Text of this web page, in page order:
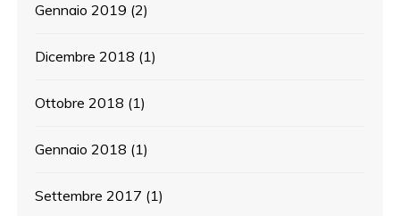
Gennaio 2019 (2)
Dicembre 2018 (1)
Ottobre 2018 (1)
Gennaio 2018 (1)
Settembre 2017 (1)